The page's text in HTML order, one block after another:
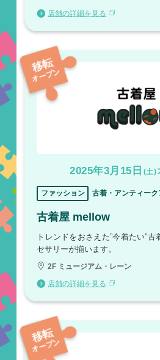
店舗の詳細を見る
移転
オープン
2025年3月15日 (土)
ファッション 古着・アンティー
古着屋 mellow
トレンドをおさえた”今着たい”
セサリーが揃います。
2F ミュージアム・レーン
店舗の詳細を見る
移転
オープン